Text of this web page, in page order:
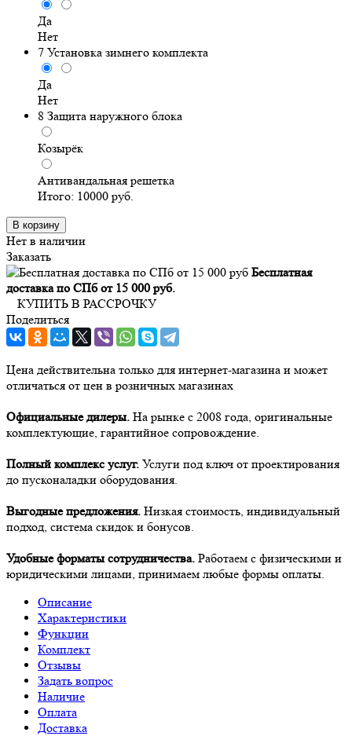
Да
Нет
7 Установка зимнего комплекта
Да
Нет
8 Защита наружного блока
Козырёк
Антивандальная решетка
Итого: 10000 руб.
В корзину
Нет в наличии
Заказать
Бесплатная
доставка по СПб от 15 000 руб.
КУПИТЬ В РАССРОЧКУ
Поделиться
Цена действительна только для интернет-магазина и может
отличаться от цен в розничных магазинах
Официальные дилеры. На рынке с 2008 года, оригинальные
комплектующие, гарантийное сопровождение.
Полный комплекс услуг. Услуги под ключ от проектирования
до пусконаладки оборудования.
Выгодные предложения. Низкая стоимость, индивидуальный
подход, система скидок и бонусов.
Удобные форматы сотрудничества. Работаем с физическими и
юридическими лицами, принимаем любые формы оплаты.
Описание
Характеристики
Функции
Комплект
Отзывы
Задать вопрос
Наличие
Оплата
Доставка